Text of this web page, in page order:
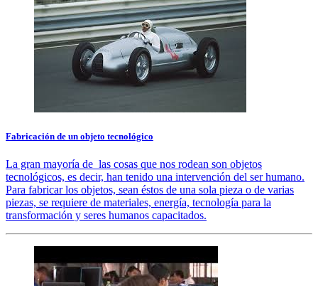
Fabricación de un objeto tecnológico
La gran mayoría de las cosas que nos rodean son objetos
tecnológicos, es decir, han tenido una intervención del ser humano.
Para fabricar los objetos, sean éstos de una sola pieza o de varias
piezas, se requiere de materiales, energía, tecnología para la
transformación y seres humanos capacitados.